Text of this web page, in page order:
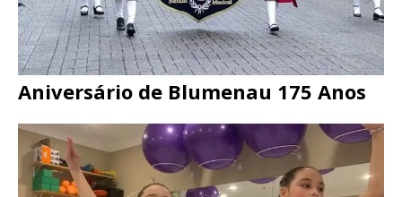
Aniversário de Blumenau 175 Anos